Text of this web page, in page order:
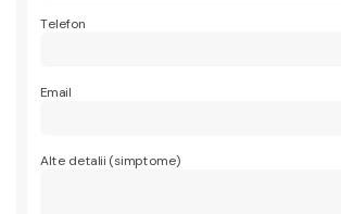
Telefon
Email
Alte detalii (simptome)